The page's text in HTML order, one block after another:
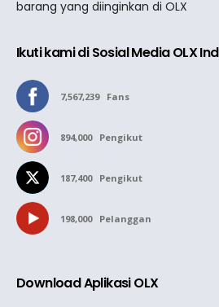
barang yang diinginkan di OLX
Ikuti kami di Sosial Media OLX
7,567,239 Fans
894,000 Pengikut
187,400 Pengikut
198,000 Pelanggan
Download Aplikasi OLX